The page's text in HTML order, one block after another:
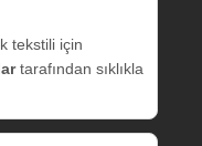
tekstili için
tarafından sıklıkla